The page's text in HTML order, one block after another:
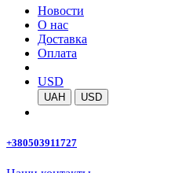
Новости
О нас
Доставка
Оплата
USD
UAH USD
+380503911727